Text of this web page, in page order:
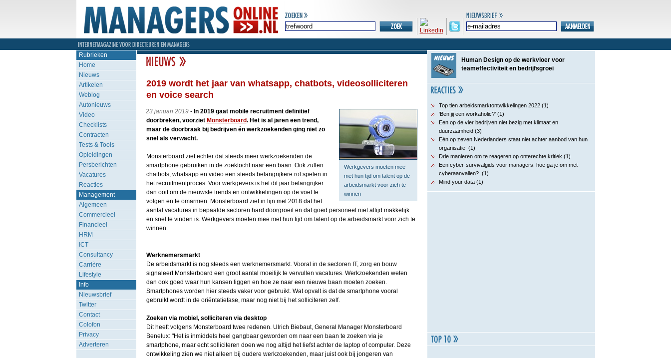
Rubrieken
Home
Nieuws
Artikelen
Weblog
Autonieuws
Video
Checklists
Contracten
Tests & Tools
Opleidingen
Persberichten
Vacatures
Reacties
Management
Algemeen
Commercieel
Financieel
HRM
ICT
Consultancy
Carrière
Lifestyle
Info
Nieuwsbrief
Twitter
Contact
Colofon
Privacy
Adverteren
2019 wordt het jaar van whatsapp, chatbots, videosolliciteren
en voice search
Werkgevers moeten mee
met hun tijd om talent op de
arbeidsmarkt voor zich te
winnen
23 januari 2019- In 2019 gaat mobile recruitment definitief
doorbreken, voorziet Monsterboard. Het is al jaren een trend,
maar de doorbraak bij bedrijven én werkzoekenden ging niet zo
snel als verwacht.
Monsterboard ziet echter dat steeds meer werkzoekenden de
smartphone gebruiken in de zoektocht naar een baan. Ook zullen
chatbots, whatsapp en video een steeds belangrijkere rol spelen in
het recruitmentproces. Voor werkgevers is het dit jaar belangrijker
dan ooit om de nieuwste trends en ontwikkelingen op de voet te
volgen en te omarmen. Monsterboard ziet in lijn met 2018 dat het
aantal vacatures in bepaalde sectoren hard doorgroeit en dat goed personeel niet altijd makkelijk
en snel te vinden is. Werkgevers moeten mee met hun tijd om talent op de arbeidsmarkt voor zich te
winnen.
Werknemersmarkt
De arbeidsmarkt is nog steeds een werknemersmarkt. Vooral in de sectoren IT, zorg en bouw
signaleert Monsterboard een groot aantal moeilijk te vervullen vacatures. Werkzoekenden weten
dan ook goed waar hun kansen liggen en hoe ze naar een nieuwe baan moeten zoeken.
Smartphones worden hier steeds vaker voor gebruikt. Wat opvalt is dat de smartphone vooral
gebruikt wordt in de oriëntatiefase, maar nog niet bij het solliciteren zelf.
Zoeken via mobiel, solliciteren via desktop
Dit heeft volgens Monsterboard twee redenen. Ulrich Biebaut, General Manager Monsterboard
Benelux: "Het is inmiddels heel gangbaar geworden om naar een baan te zoeken via je
smartphone, maar echt solliciteren doen we nog altijd het liefst achter de laptop of computer. Deze
ontwikkeling zien we niet alleen bij oudere werkzoekenden, maar juist ook bij jongeren van
Human Design op de werkvloer voor
teameffectiviteit en bedrijfsgroei
Top tien arbeidsmarktontwikkelingen 2022 (1)
‘Ben jij een workaholic?’ (1)
Een op de vier bedrijven niet bezig met klimaat en
duurzaamheid (3)
Eén op zeven Nederlanders staat niet achter aanbod van hun
organisatie (1)
Drie manieren om te reageren op onterechte kritiek (1)
Een cyber-survivalgids voor managers: hoe ga je om met
cyberaanvallen? (1)
Mind your data (1)